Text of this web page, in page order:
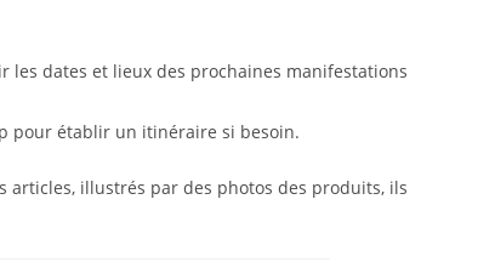
les dates et lieux des prochaines manifestations
pour établir un itinéraire si besoin.
articles, illustrés par des photos des produits, ils